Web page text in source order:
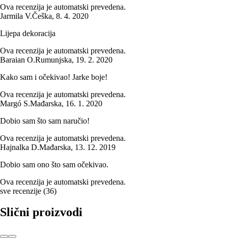
Ova recenzija je automatski prevedena.
Jarmila V.Češka, 8. 4. 2020
Lijepa dekoracija
Ova recenzija je automatski prevedena.
Baraian O.Rumunjska, 19. 2. 2020
Kako sam i očekivao! Jarke boje!
Ova recenzija je automatski prevedena.
Margó S.Mađarska, 16. 1. 2020
Dobio sam što sam naručio!
Ova recenzija je automatski prevedena.
Hajnalka D.Mađarska, 13. 12. 2019
Dobio sam ono što sam očekivao.
Ova recenzija je automatski prevedena.
sve recenzije (36)
Slični proizvodi